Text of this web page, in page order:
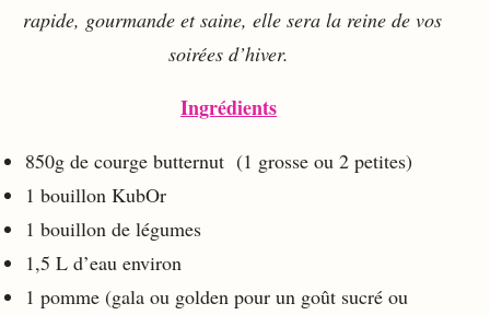
rapide, gourmande et saine, elle sera la reine de vos
soirées d’hiver.
Ingrédients
850g de courge butternut (1 grosse ou 2 petites)
1 bouillon KubOr
1 bouillon de légumes
1,5 L d’eau environ
1 pomme (gala ou golden pour un goût sucré ou